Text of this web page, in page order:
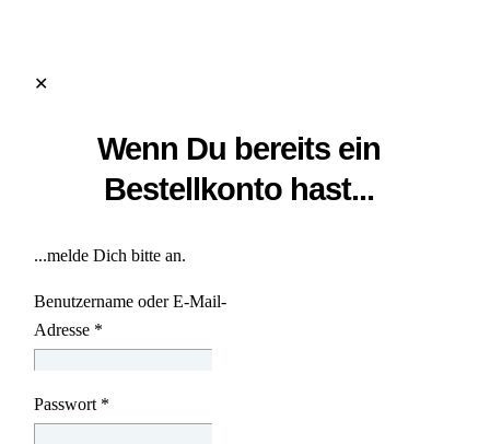
✕
Wenn Du bereits ein
Bestellkonto hast...
...melde Dich bitte an.
Benutzername oder E-Mail-
Adresse *
Passwort *